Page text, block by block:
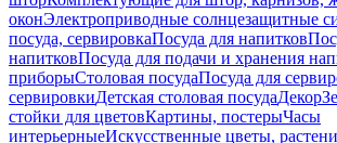
оконЭлектроприводные солнцезащитные
посуда, сервировкаПосуда для напитков
напитковПосуда для подачи и хранения
приборыСтоловая посудаПосуда для
сервировкиДетская столовая посудаДекор
стойки для цветовКартины, постерыЧасы
интерьерныеИскусственные цветы,